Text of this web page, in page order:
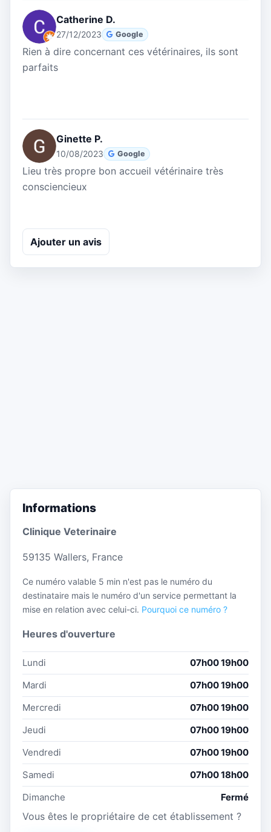
Catherine D.
27/12/2023 Google
Rien à dire concernant ces vétérinaires, ils sont
parfaits
Ginette P.
10/08/2023 Google
Lieu très propre bon accueil vétérinaire très
consciencieux
Ajouter un avis
Informations
Clinique Veterinaire
59135 Wallers, France
Ce numéro valable 5 min n'est pas le numéro du
destinataire mais le numéro d'un service permettant la
mise en relation avec celui-ci. Pourquoi ce numéro ?
Heures d'ouverture
Lundi
07h00 19h00
Mardi
07h00 19h00
Mercredi
07h00 19h00
Jeudi
07h00 19h00
Vendredi
07h00 19h00
Samedi
07h00 18h00
Dimanche
Fermé
Vous êtes le propriétaire de cet établissement ?